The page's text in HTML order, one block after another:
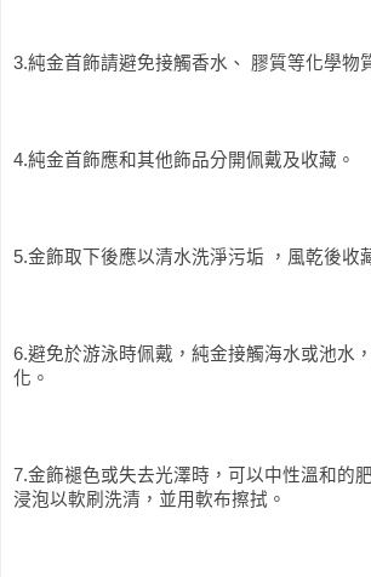
3.純金首飾請避免接觸香水、 膠質等化學物
4.純金首飾應和其他飾品分開佩戴及收藏。
5.金飾取下後應以清水洗淨污垢 ，風乾後收
6.避免於游泳時佩戴，純金接觸海水或池水
化。
7.金飾褪色或失去光澤時，可以中性溫和的
浸泡以軟刷洗清，並用軟布擦拭。